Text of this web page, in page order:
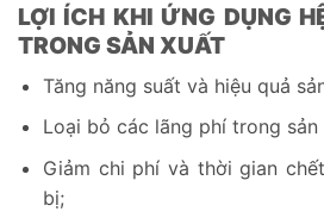
LỢI ÍCH KHI ỨNG DỤNG
TRONG SẢN XUẤT
Tăng năng suất và hiệu quả
Loại bỏ các lãng phí trong sản
Giảm chi phí và thời gian
bị;